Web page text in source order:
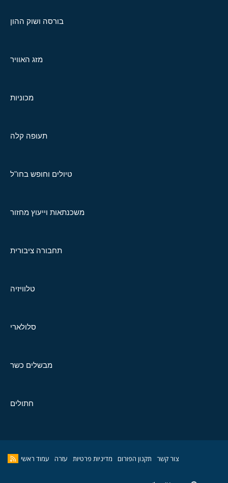
בורסה ושוק ההון
מזג האוויר
מכוניות
תעופה קלה
טיולים וחופש בחו"ל
משכנתאות וייעוץ מחזור
תחבורה ציבורית
טלוויזיה
סלולארי
מבשלים כשר
חתולים
צור קשר תקנון הפורום מדיניות פרטיות עזרה עמוד ראשי